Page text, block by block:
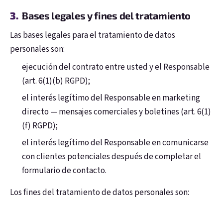
Bases legales y fines del tratamiento
Las bases legales para el tratamiento de datos
personales son:
ejecución del contrato entre usted y el Responsable
(art. 6(1)(b) RGPD);
el interés legítimo del Responsable en marketing
directo — mensajes comerciales y boletines (art. 6(1)
(f) RGPD);
el interés legítimo del Responsable en comunicarse
con clientes potenciales después de completar el
formulario de contacto.
Los fines del tratamiento de datos personales son: